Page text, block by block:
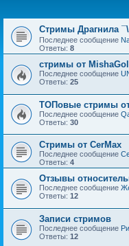
Стримы Драгнила
Последнее сообщение
Ответы: 8
стримы от
Последнее сообщение
Ответы: 25
ТОПовые стримы
Последнее сообщение
Ответы: 30
Стримы от CerMax
Последнее сообщение
Ответы: 4
Отзывы
Последнее сообщение
Ответы: 12
Записи стримов
Последнее сообщение
Ответы: 12